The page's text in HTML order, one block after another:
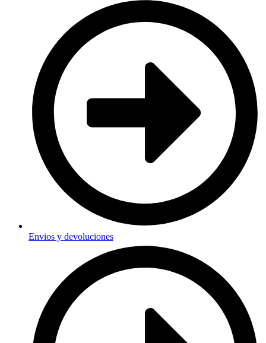
Envios y devoluciones